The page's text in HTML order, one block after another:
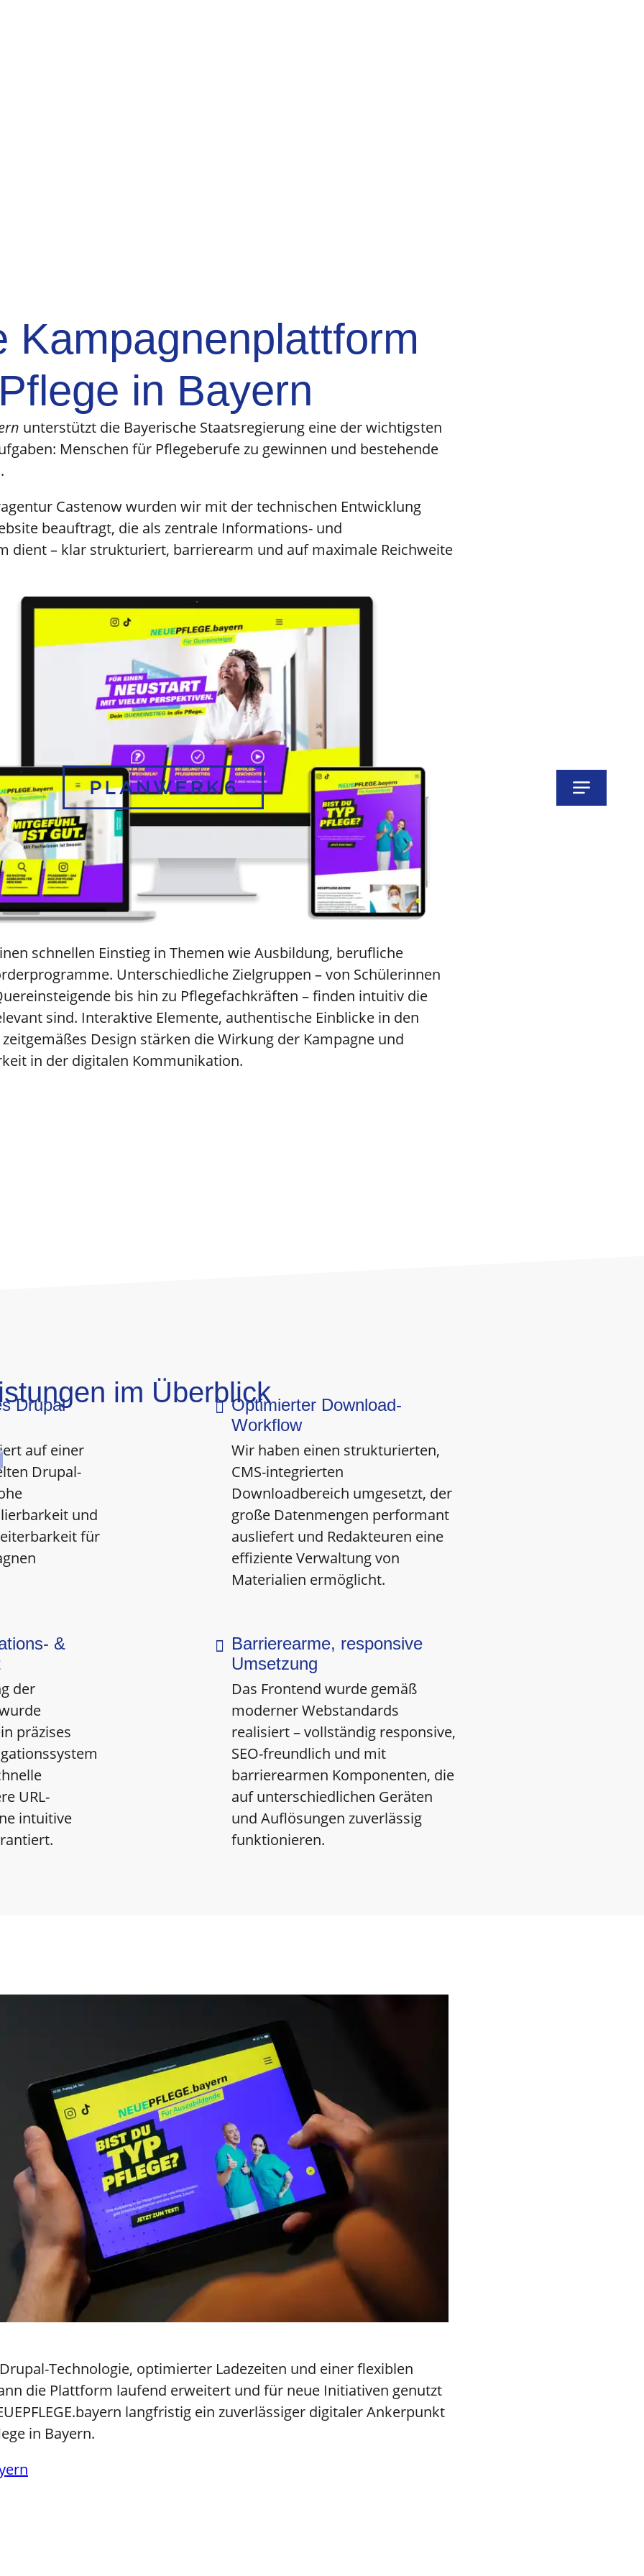
Kampagnenplattform
in Bayern
unterstützt die Bayerische Staatsregierung eine der wichtigsten
Menschen für Pflegeberufe zu gewinnen und bestehende
Castenow wurden wir mit der technischen Entwicklung
beauftragt, die als zentrale Informations- und
dient – klar strukturiert, barrierearm und auf maximale Reichweite
schnellen Einstieg in Themen wie Ausbildung, berufliche
Unterschiedliche Zielgruppen – von Schülerinnen
bis hin zu Pflegefachkräften – finden intuitiv die
sind. Interaktive Elemente, authentische Einblicke in den
Design stärken die Wirkung der Kampagne und
in der digitalen Kommunikation.
im Überblick
Drupal-
auf einer
Drupal-
und
für
 Optimierter Download-
Workflow
Wir haben einen strukturierten,
CMS-integrierten
Downloadbereich umgesetzt, der
große Datenmengen performant
ausliefert und Redakteuren eine
effiziente Verwaltung von
Materialien ermöglicht.
&
der
präzises
URL-
intuitive
 Barrierearme, responsive
Umsetzung
Das Frontend wurde gemäß
moderner Webstandards
realisiert – vollständig responsive,
SEO-freundlich und mit
barrierearmen Komponenten, die
auf unterschiedlichen Geräten
und Auflösungen zuverlässig
funktionieren.
Technologie, optimierter Ladezeiten und einer flexiblen
die Plattform laufend erweitert und für neue Initiativen genutzt
langfristig ein zuverlässiger digitaler Ankerpunkt
in Bayern.